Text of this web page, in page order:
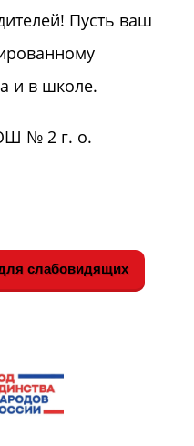
Пусть ваш
и в школе.
№ 2 г. о.
слабовидящих